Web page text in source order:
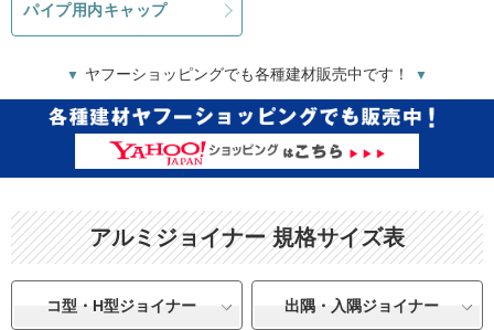
パイプ用内キャップ
▼ ヤフーショッピングでも各種建材販売中です！ ▼
アルミジョイナー 規格サイズ表
コ型・H型ジョイナー 出隅・入隅ジョイナー